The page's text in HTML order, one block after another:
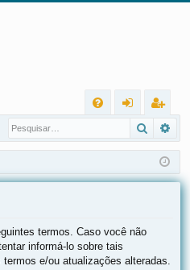
Q
ra
r
eg
ist
ra
termos. Caso você não
informá-lo sobre tais
e/ou atualizações alteradas.